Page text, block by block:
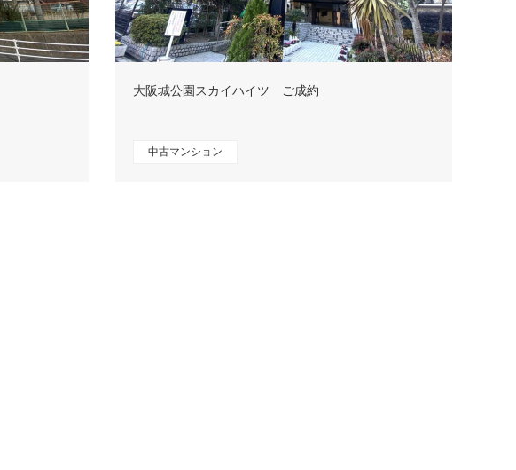
大阪城公園スカイハイツ ご成約
中古マンション